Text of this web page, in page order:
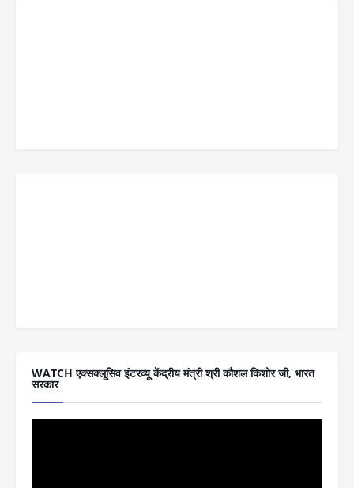
WATCH एक्सक्लूसिव इंटरव्यू केंद्रीय मंत्री श्री कौशल किशोर जी, भारत
सरकार